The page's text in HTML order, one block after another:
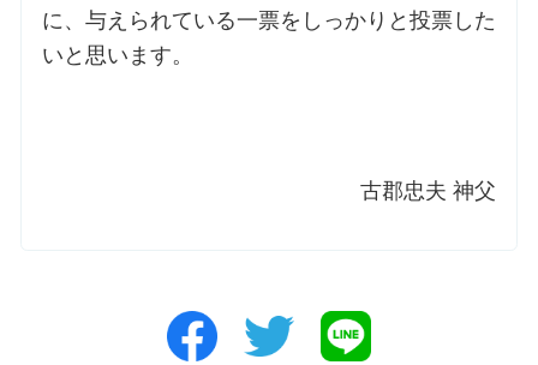
に、与えられている一票をしっかりと投票した
いと思います。
古郡忠夫 神父